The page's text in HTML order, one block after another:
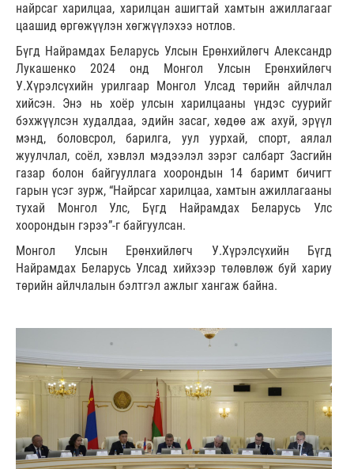
найрсаг харилцаа, харилцан ашигтай хамтын ажиллагааг
цаашид өргөжүүлэн хөгжүүлэхээ нотлов.
Бүгд Найрамдах Беларусь Улсын Ерөнхийлөгч Александр
Лукашенко 2024 онд Монгол Улсын Ерөнхийлөгч
У.Хүрэлсүхийн урилгаар Монгол Улсад төрийн айлчлал
хийсэн. Энэ нь хоёр улсын харилцааны үндэс суурийг
бэхжүүлсэн худалдаа, эдийн засаг, хөдөө аж ахуй, эрүүл
мэнд, боловсрол, барилга, уул уурхай, спорт, аялал
жуулчлал, соёл, хэвлэл мэдээлэл зэрэг салбарт Засгийн
газар болон байгууллага хоорондын 14 баримт бичигт
гарын үсэг зурж, “Найрсаг харилцаа, хамтын ажиллагааны
тухай Монгол Улс, Бүгд Найрамдах Беларусь Улс
хоорондын гэрээ”-г байгуулсан.
Монгол Улсын Ерөнхийлөгч У.Хүрэлсүхийн Бүгд
Найрамдах Беларусь Улсад хийхээр төлөвлөж буй хариу
төрийн айлчлалын бэлтгэл ажлыг хангаж байна.